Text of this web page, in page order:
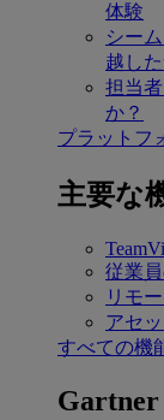
体験
シー
越し
担当
か？
プラットフ
主要な
従業
リモ
アセ
すべての機
Gartner